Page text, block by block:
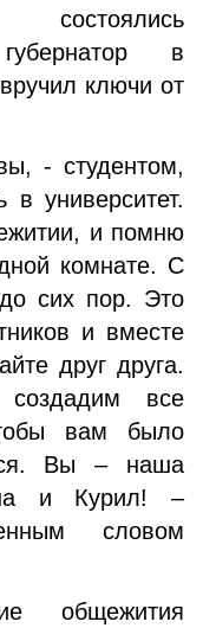
в
ключи от
- студентом,
в университет.
и помню
комнате. С
сих пор. Это
и вместе
друг друга.
все
вам было
Вы – наша
и Курил! –
словом
общежития